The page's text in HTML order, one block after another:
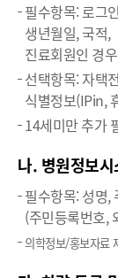
필수항목: 로그
생년월일, 국적,
진료회원인 경
선택항목: 자택
식별정보(IPin,
14세미만 추가
나. 병원정보시
필수항목: 성명,
(주민등록번호,
의학정보/홍보자료